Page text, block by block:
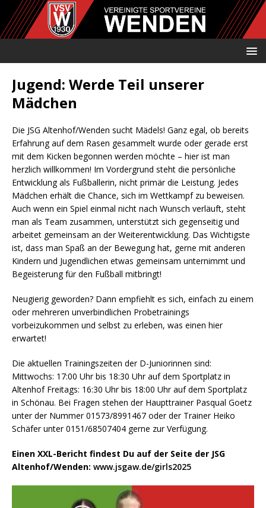
Jugend: Werde Teil unserer
Mädchen
Die JSG Altenhof/Wenden sucht Mädels! Ganz egal, ob bereits
Erfahrung auf dem Rasen gesammelt wurde oder gerade erst
mit dem Kicken begonnen werden möchte – hier ist man
herzlich willkommen! Im Vordergrund steht die persönliche
Entwicklung als Fußballerin, nicht primär die Leistung. Jedes
Mädchen erhält die Chance, sich im Wettkampf zu beweisen.
Auch wenn ein Spiel einmal nicht nach Wunsch verläuft, steht
man als Team zusammen, unterstützt sich gegenseitig und
arbeitet gemeinsam an der Weiterentwicklung. Das Wichtigste
ist, dass man Spaß an der Bewegung hat, gerne mit anderen
Kindern und Jugendlichen etwas gemeinsam unternimmt und
Begeisterung für den Fußball mitbringt!
Neugierig geworden? Dann empfiehlt es sich, einfach zu einem
oder mehreren unverbindlichen Probetrainings
vorbeizukommen und selbst zu erleben, was einen hier
erwartet!
Die aktuellen Trainingszeiten der D-Juniorinnen sind:
Mittwochs: 17:00 Uhr bis 18:30 Uhr auf dem Sportplatz in
Altenhof Freitags: 16:30 Uhr bis 18:00 Uhr auf dem Sportplatz
in Schönau. Bei Fragen stehen der Haupttrainer Pasqual Goetz
unter der Nummer 01573/8991467 oder der Trainer Heiko
Schäfer unter 0151/68507404 gerne zur Verfügung.
Einen XXL-Bericht findest Du auf der Seite der JSG
Altenhof/Wenden: www.jsgaw.de/girls2025